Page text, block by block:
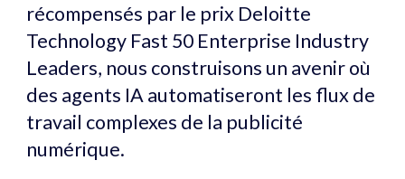
récompensés par le prix Deloitte
Technology Fast 50 Enterprise Industry
Leaders, nous construisons un avenir où
des agents IA automatiseront les flux de
travail complexes de la publicité
numérique.